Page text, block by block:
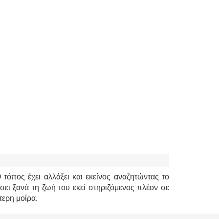
έχει αλλάξει και εκείνος αναζητώντας το
ξανά τη ζωή του εκεί στηριζόμενος πλέον σε
μοίρα.